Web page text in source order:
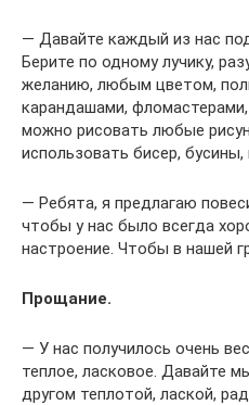
— Давайте каждый из нас
Берите по одному лучику,
желанию, любым цветом,
карандашами,
можно рисовать любые
использовать бисер, бусины,
— Ребята, я предлагаю
чтобы у нас было всегда
настроение. Чтобы в нашей
Прощание.
— У нас получилось очень
теплое, ласковое. Давайте
другом теплотой, лаской,